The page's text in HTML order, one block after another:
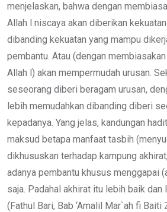
menjelaskan, bahwa dengan
Allah l niscaya akan diberikan
dibanding kekuatan yang mampu
pembantu. Atau (dengan
Allah l) akan mempermudah urusan.
seseorang diberi beragam urusan,
lebih memudahkan dibanding diberi
kepadanya. Yang jelas, kandungan
maksud betapa manfaat tasbih
dikhususkan terhadap kampung
adanya pembantu khusus menggapai
saja. Padahal akhirat itu lebih baik dan
(Fathul Bari, Bab ‘Amalil Mar`ah fi Baiti